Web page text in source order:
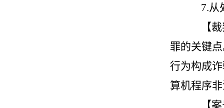
7.从
【
罪的关键
行为构成
算机程序
【